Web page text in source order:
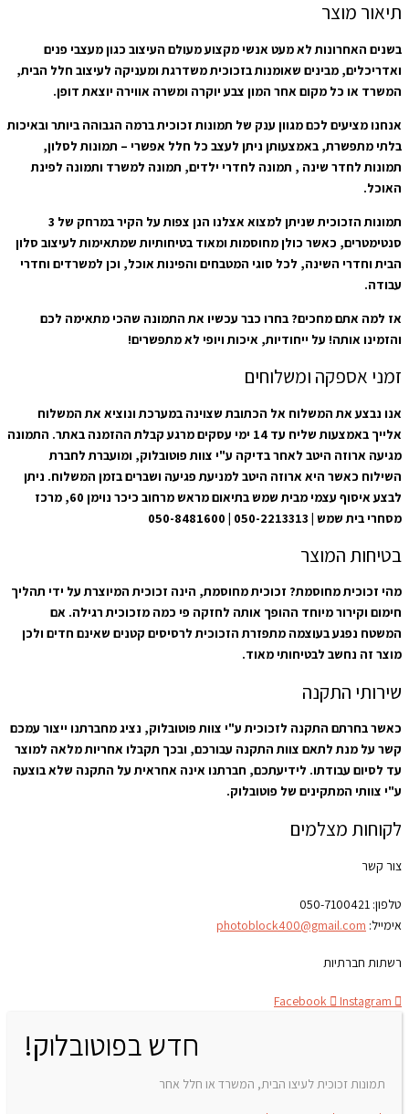
תיאור מוצר
בשנים האחרונות לא מעט אנשי מקצוע מעולם העיצוב כגון מעצבי פנים
ואדריכלים, מבינים שאומנות בזכוכית משדרגת ומעניקה לעיצוב חלל הבית,
המשרד או כל מקום אחר המון צבע יוקרה ומשרה אווירה יוצאת דופן.
אנחנו מציעים לכם מגוון ענק של תמונות זכוכית ברמה הגבוהה ביותר ובאיכות
בלתי מתפשרת, באמצעותן ניתן לעצב כל חלל אפשרי – תמונות לסלון,
תמונות לחדר שינה , תמונה לחדרי ילדים, תמונה למשרד ותמונה לפינת
האוכל.
תמונות הזכוכית שניתן למצוא אצלנו הנן צפות על הקיר במרחק של 3
סנטימטרים, כאשר כולן מחוסמות ומאוד בטיחותיות שמתאימות לעיצוב סלון
הבית וחדרי השינה, לכל סוגי המטבחים והפינות אוכל, וכן למשרדים וחדרי
עבודה.
אז למה אתם מחכים? בחרו כבר עכשיו את התמונה שהכי מתאימה לכם
והזמינו אותה! על ייחודיות, איכות ויופי לא מתפשרים!
זמני אספקה ומשלוחים
אנו נבצע את המשלוח אל הכתובת שצוינה במערכת ונוציא את המשלוח
אלייך באמצעות שליח עד 14 ימי עסקים מרגע קבלת ההזמנה באתר. התמונה
מגיעה ארוזה היטב לאחר בדיקה ע"י צוות פוטובלוק, ומועברת לחברת
השילוח כאשר היא ארוזה היטב למניעת פגיעה ושברים בזמן המשלוח. ניתן
לבצע איסוף עצמי מבית שמש בתיאום מראש מרחוב כיכר נוימן 60, מרכז
מסחרי בית שמש | 050-2213313 | 050-8481600
בטיחות המוצר
מהי זכוכית מחוסמת? זכוכית מחוסמת, הינה זכוכית המיוצרת על ידי תהליך
חימום וקירור מיוחד ההופך אותה לחזקה פי כמה מזכוכית רגילה. אם
המשטח נפגע בעוצמה מתפזרת הזכוכית לרסיסים קטנים שאינם חדים ולכן
מוצר זה נחשב לבטיחותי מאוד.
שירותי התקנה
כאשר בחרתם התקנה לזכוכית ע"י צוות פוטובלוק, נציג מחברתנו ייצור עמכם
קשר על מנת לתאם צוות התקנה עבורכם, ובכך תקבלו אחריות מלאה למוצר
עד לסיום עבודתו. לידיעתכם, חברתנו אינה אחראית על התקנה שלא בוצעה
ע"י צוותי המתקינים של פוטובלוק.
לקוחות מצלמים
צור קשר
טלפון:
אימייל: photoblock400@gmail.com
רשתות חברתיות
Facebook Instagram
חדש בפוטובלוק!
תמונות זכוכית לעיצו הבית, המשרד או חלל אחר